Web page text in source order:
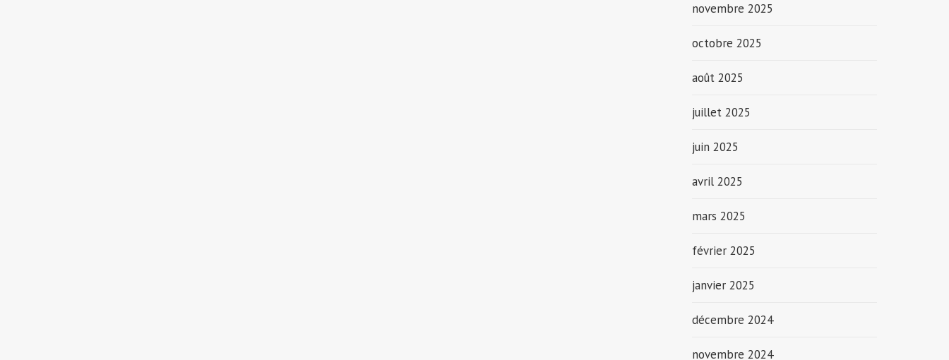
novembre 2025
octobre 2025
août 2025
juillet 2025
juin 2025
avril 2025
mars 2025
février 2025
janvier 2025
décembre 2024
novembre 2024